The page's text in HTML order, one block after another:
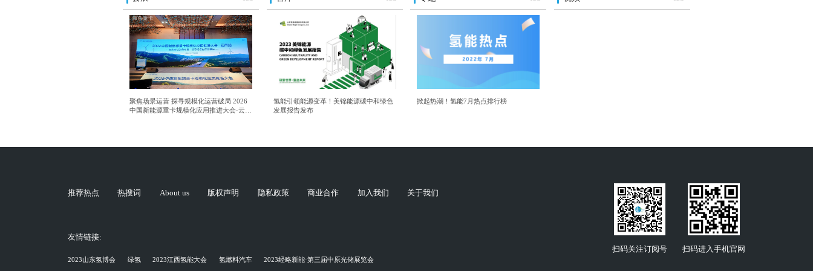
聚焦场景运营 探寻规模化运营破局 2026
中国新能源重卡规模化应用推进大会·云南
氢能引领能源变革！美锦能源碳中和绿色
发展报告发布
掀起热潮！氢能7月热点排行榜
推荐热点 热搜词 About us 版权声明 隐私政策 商业合作 加入我们 关于我们
友情链接:
2023山东氢博会 绿氢 2023江西氢能大会 氢燃料汽车 2023经略新能·第三届中原光储展览会
扫码关注订阅号 扫码进入手机官网